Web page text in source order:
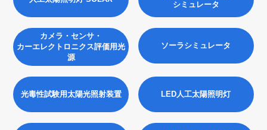
シミュレータ
カメラ・センサ・
カーエレクトロニクス評価用光
源
ソーラシミュレータ
光毒性試験用太陽光照射装置 LED人工太陽照明灯